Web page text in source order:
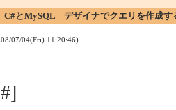
C#とMySQL デザイナでクエリを作成す
07/04(Fri) 11:20:46)